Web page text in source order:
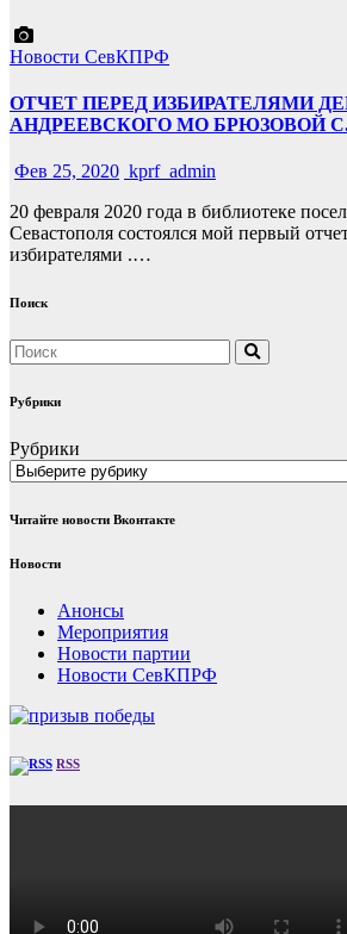
Новости СевКПРФ
ОТЧЕТ ПЕРЕД ИЗБИРАТЕЛЯМИ
АНДРЕЕВСКОГО МО БРЮЗОВОЙ
Фев 25, 2020 kprf_admin
20 февраля 2020 года в библиотеке
Севастополя состоялся мой первый
избирателями .…
Поиск
Рубрики
Рубрики
Читайте новости Вконтакте
Новости
Анонсы
Мероприятия
Новости партии
Новости СевКПРФ
RSS